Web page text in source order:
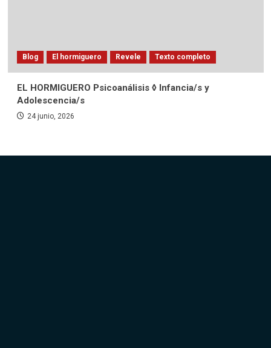
Blog El hormiguero Revele Texto completo
EL HORMIGUERO Psicoanálisis ◊ Infancia/s y
Adolescencia/s
24 junio, 2026